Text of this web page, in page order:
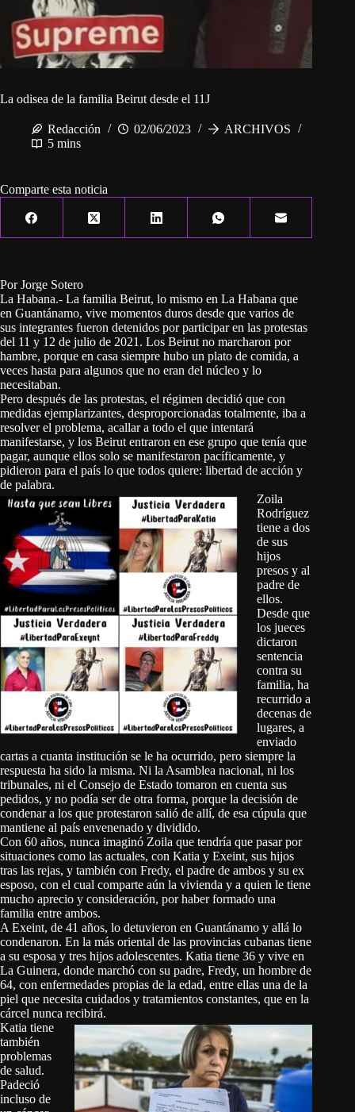
La odisea de la familia Beirut desde el 11J
Redacción 02/06/2023
ARCHIVOS
5 mins
Comparte esta noticia
Por Jorge Sotero
La Habana.- La familia Beirut, lo mismo en La Habana que
en Guantánamo, vive momentos duros desde que varios de
sus integrantes fueron detenidos por participar en las protestas
del 11 y 12 de julio de 2021. Los Beirut no marcharon por
hambre, porque en casa siempre hubo un plato de comida, a
veces hasta para algunos que no eran del núcleo y lo
necesitaban.
Pero después de las protestas, el régimen decidió que con
medidas ejemplarizantes, desproporcionadas totalmente, iba a
resolver el problema, acallar a todo el que intentará
manifestarse, y los Beirut entraron en ese grupo que tenía que
pagar, aunque ellos solo se manifestaron pacíficamente, y
pidieron para el país lo que todos quiere: libertad de acción y
de palabra.
Zoila
Rodríguez
tiene a dos
de sus
hijos
presos y al
padre de
ellos.
Desde que
los jueces
dictaron
sentencia
contra su
familia, ha
recurrido a
decenas de
lugares, a
enviado
cartas a cuanta institución se le ha ocurrido, pero siempre la
respuesta ha sido la misma. Ni la Asamblea nacional, ni los
tribunales, ni el Consejo de Estado tomaron en cuenta sus
pedidos, y no podía ser de otra forma, porque la decisión de
condenar a los que protestaron salió de allí, de esa cúpula que
mantiene al país envenenado y dividido.
Con 60 años, nunca imaginó Zoila que tendría que pasar por
situaciones como las actuales, con Katia y Exeint, sus hijos
tras las rejas, y también con Fredy, el padre de ambos y su ex
esposo, con el cual comparte aún la vivienda y a quien le tiene
mucho aprecio y consideración, por haber formado una
familia entre ambos.
A Exeint, de 41 años, lo detuvieron en Guantánamo y allá lo
condenaron. En la más oriental de las provincias cubanas tiene
a su esposa y tres hijos adolescentes. Katia tiene 36 y vive en
La Guinera, donde marchó con su padre, Fredy, un hombre de
64, con enfermedades propias de la edad, entre ellas una de la
piel que necesita cuidados y tratamientos constantes, que en la
cárcel nunca recibirá.
Katia tiene
también
problemas
de salud.
Padeció
incluso de